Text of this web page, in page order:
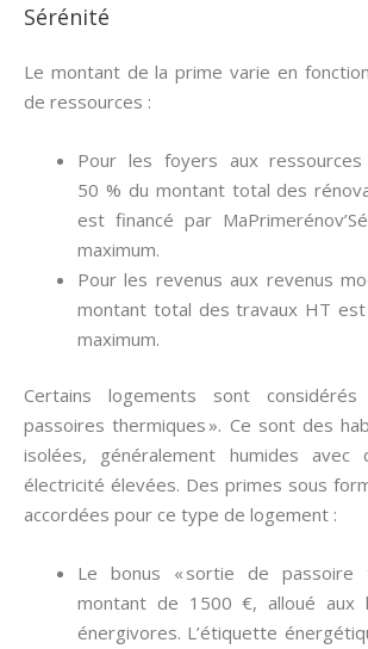
Sérénité
Le montant de la prime varie en
de ressources :
Pour les foyers aux
50 % du montant total des
est financé par
maximum.
Pour les revenus aux revenus
montant total des travaux HT
maximum.
Certains logements sont
passoires thermiques ». Ce sont des
isolées, généralement humides
électricité élevées. Des primes sous
accordées pour ce type de logement :
Le bonus « sortie de passoire
montant de 1500 €, alloué aux
énergivores. L’étiquette